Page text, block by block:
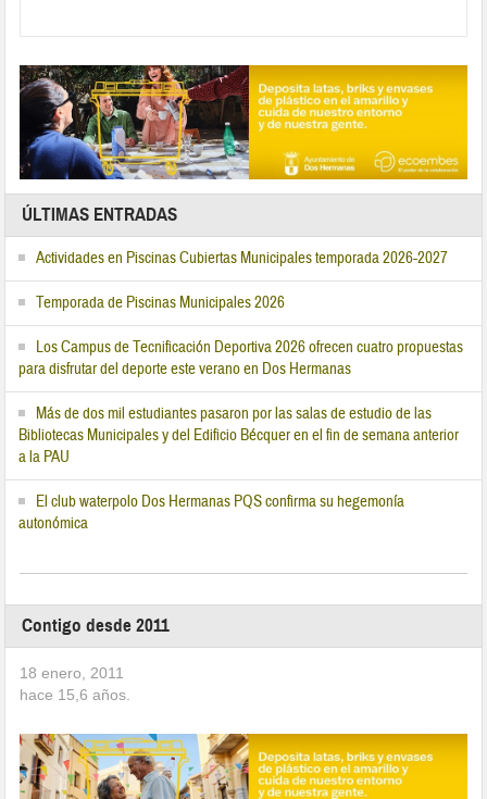
ÚLTIMAS ENTRADAS
Actividades en Piscinas Cubiertas Municipales temporada 2026-2027
Temporada de Piscinas Municipales 2026
Los Campus de Tecnificación Deportiva 2026 ofrecen cuatro propuestas
para disfrutar del deporte este verano en Dos Hermanas
Más de dos mil estudiantes pasaron por las salas de estudio de las
Bibliotecas Municipales y del Edificio Bécquer en el fin de semana anterior
a la PAU
El club waterpolo Dos Hermanas PQS confirma su hegemonía
autonómica
Contigo desde 2011
18 enero, 2011
hace 15,6 años.